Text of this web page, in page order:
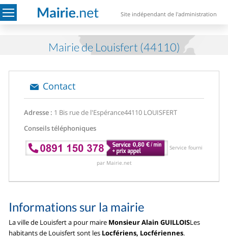
Site indépendant de l'administration
Mairie de Louisfert (44110)
Contact
Adresse : 1 Bis rue de l'Espérance44110 LOUISFERT
Conseils téléphoniques
Service fourni
par Mairie.net
Informations sur la mairie
La ville de Louisfert a pour maire Monsieur Alain GUILLOISLes
habitants de Louisfert sont les Locfériens, Locfériennes.